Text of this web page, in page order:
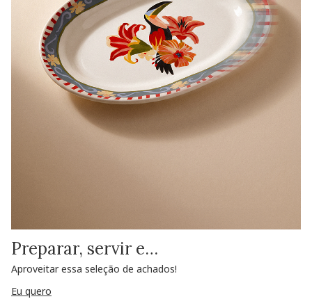
Preparar, servir e…
Aproveitar essa seleção de achados!
Eu quero